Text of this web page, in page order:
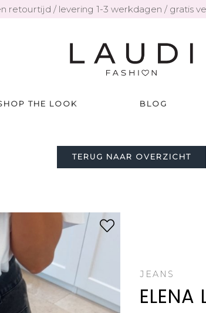
retourtijd / levering 1-3 werkdagen / gratis
THE LOOK BLOG
TERUG NAAR OVERZICHT
JEANS
ELENA